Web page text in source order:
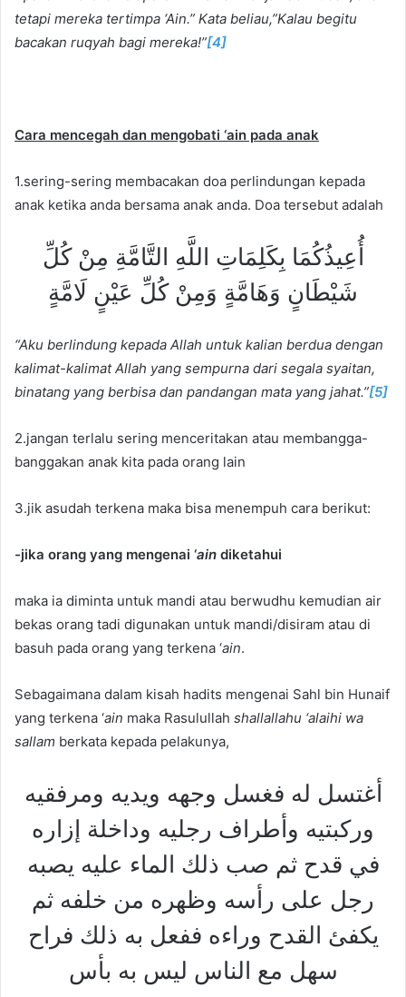
tetapi mereka tertimpa ‘Ain.” Kata beliau,”Kalau begitu
bacakan ruqyah bagi mereka!”[4]
Cara mencegah dan mengobati ‘ain pada anak
1.sering-sering membacakan doa perlindungan kepada
anak ketika anda bersama anak anda. Doa tersebut adalah
أُعِيذُكُمَا بِكَلِمَاتِ اللَّهِ التَّامَّةِ مِنْ كُلِّ
شَيْطَانٍ وَهَامَّةٍ وَمِنْ كُلِّ عَيْنٍ لَامَّةٍ
“Aku berlindung kepada Allah untuk kalian berdua dengan
kalimat-kalimat Allah yang sempurna dari segala syaitan,
binatang yang berbisa dan pandangan mata yang jahat.”[5]
2.jangan terlalu sering menceritakan atau membangga-
banggakan anak kita pada orang lain
3.jik asudah terkena maka bisa menempuh cara berikut:
-jika orang yang mengenai ‘ain diketahui
maka ia diminta untuk mandi atau berwudhu kemudian air
bekas orang tadi digunakan untuk mandi/disiram atau di
basuh pada orang yang terkena ‘ain.
Sebagaimana dalam kisah hadits mengenai Sahl bin Hunaif
yang terkena ‘ain maka Rasulullah shallallahu ‘alaihi wa
sallam berkata kepada pelakunya,
أغتسل له فغسل وجهه ويديه ومرفقيه
وركبتيه وأطراف رجليه وداخلة إزاره
في قدح ثم صب ذلك الماء عليه يصبه
رجل على رأسه وظهره من خلفه ثم
يكفئ القدح وراءه ففعل به ذلك فراح
سهل مع الناس ليس به بأس